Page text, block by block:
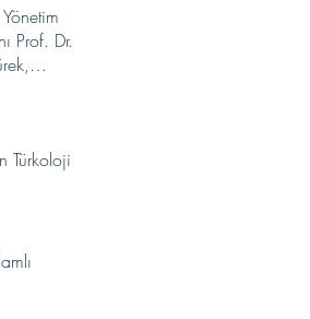
Prof. Dr.
Türkoloji